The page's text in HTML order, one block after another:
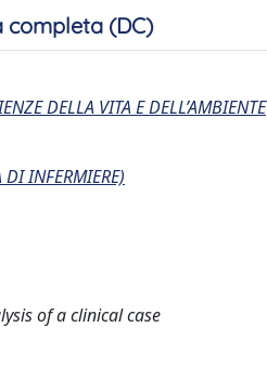
completa (DC)
DELLA VITA E DELL’AMBIENTE
DI INFERMIERE)
of a clinical case